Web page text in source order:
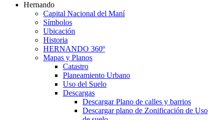
Hernando
Capital Nacional del Maní
Símbolos
Ubicación
Historia
HERNANDO 360º
Mapas y Planos
Catastro
Planeamiento Urbano
Uso del Suelo
Descargas
Descargar Plano de calles y barrios
Descargar plano de Zonificación de Uso